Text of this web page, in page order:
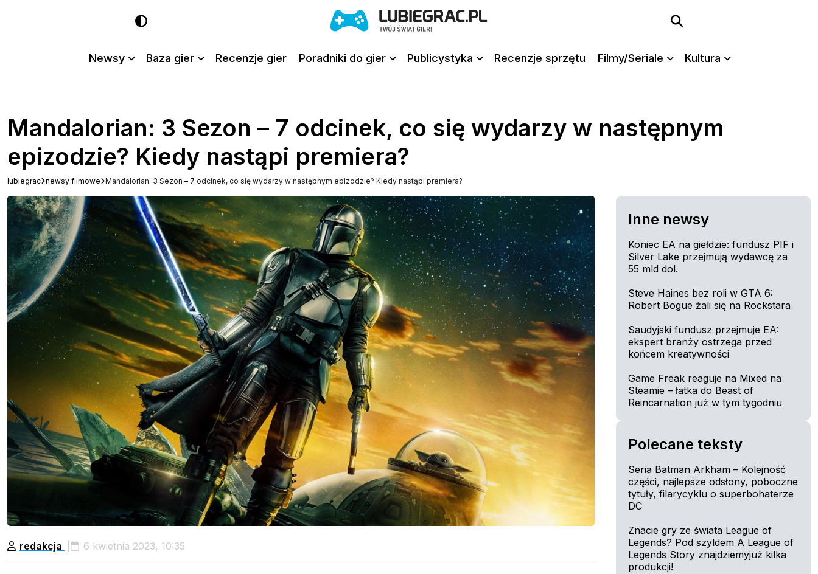
Newsy Baza gier Recenzje gier Poradniki do gier Publicystyka Recenzje sprzętu Filmy/Seriale Kultura
Mandalorian: 3 Sezon – 7 odcinek, co się wydarzy w następnym
epizodzie? Kiedy nastąpi premiera?
lubiegrac newsy filmowe Mandalorian: 3 Sezon – 7 odcinek, co się wydarzy w następnym epizodzie? Kiedy nastąpi premiera?
redakcja 6 kwietnia 2023, 10:35
Inne newsy
Koniec EA na giełdzie: fundusz PIF i
Silver Lake przejmują wydawcę za
55 mld dol.
Steve Haines bez roli w GTA 6:
Robert Bogue żali się na Rockstara
Saudyjski fundusz przejmuje EA:
ekspert branży ostrzega przed
końcem kreatywności
Game Freak reaguje na Mixed na
Steamie – łatka do Beast of
Reincarnation już w tym tygodniu
Polecane teksty
Seria Batman Arkham – Kolejność
części, najlepsze odsłony, poboczne
tytuły, filarycyklu o superbohaterze
DC
Znacie gry ze świata League of
Legends? Pod szyldem A League of
Legends Story znajdziemyjuż kilka
produkcji!